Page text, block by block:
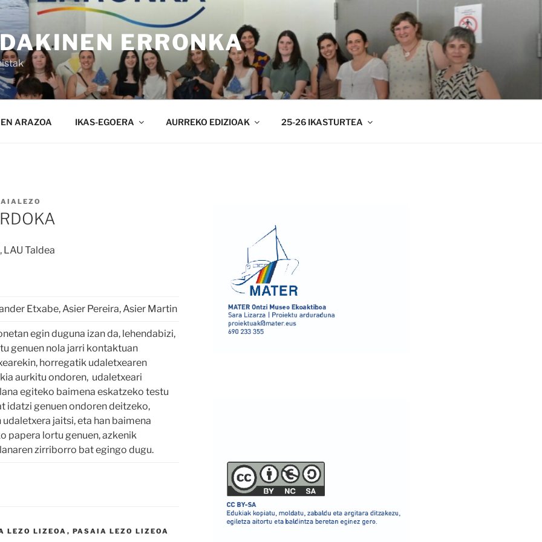
ERRONKA
ARAZOA IKAS-EGOERA AURREKO EDIZIOAK 25-26 IKASTURTEA
LAU Taldea
Etxabe, Asier Pereira, Asier Martin
egin duguna izan da, lehendabizi,
genuen nola jarri kontaktuan
horregatik udaletxearen
aurkitu ondoren, udaletxeari
egiteko baimena eskatzeko testu
idatzi genuen ondoren deitzeko,
udaletxera jaitsi, eta han baimena
papera lortu genuen, azkenik
zirriborro bat egingo dugu.
LEZO LIZEOA , PASAIA LEZO LIZEOA